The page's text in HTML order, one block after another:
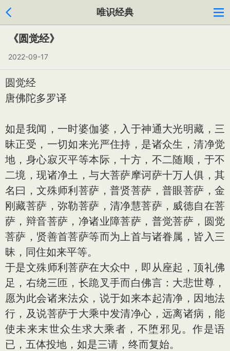
唯识经典
《圆觉经》
2022-09-17
圆觉经
唐佛陀多罗译
如是我闻，一时婆伽婆，入于神通大光明藏，三
昧正受，一切如来光严住持，是诸众生，清净觉
地，身心寂灭平等本际，十方，不二随顺，于不
二境，现诸净土，与大菩萨摩诃萨十万人俱，其
名曰，文殊师利菩萨，普贤菩萨，普眼菩萨，金
刚藏菩萨，弥勒菩萨，清净慧菩萨，威德自在菩
萨，辩音菩萨，净诸业障菩萨，普觉菩萨，圆觉
菩萨，贤善首菩萨等而为上首与诸眷属，皆入三
昧，同住如来平等。
于是文殊师利菩萨在大众中，即从座起，顶礼佛
足，右绕三匝，长跪叉手而白佛言：大悲世尊，
愿为此会诸来法众，说于如来本起清净，因地法
行，及说菩萨于大乘中发清净心，远离诸病，能
使未来末世众生求大乘者，不堕邪见。作是语
已，五体投地，如是三请，终而复始。